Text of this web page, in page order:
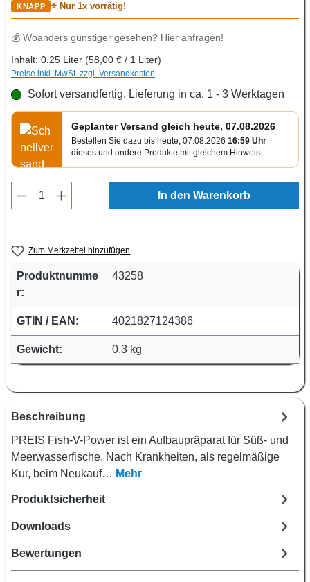
⭐ Nur 1x vorrätig!
💰 Woanders günstiger gesehen? Hier anfragen!
Inhalt: 0.25 Liter (58,00 € / 1 Liter)
Preise inkl. MwSt. zzgl. Versandkosten
Sofort versandfertig, Lieferung in ca. 1 - 3 Werktagen
Geplanter Versand gleich heute, 07.08.2026
Bestellen Sie dazu bis heute, 07.08.2026 16:59 Uhr
dieses und andere Produkte mit gleichem Hinweis.
Produkt Anzahl: Gib den gewünschten
In den Warenkorb
Zum Merkzettel hinzufügen
Produktnumme
r:
43258
GTIN / EAN: 4021827124386
Gewicht: 0.3 kg
Beschreibung
PREIS Fish-V-Power ist ein Aufbaupräparat für Süß- und
Meerwasserfische. Nach Krankheiten, als regelmäßige
Kur, beim Neukauf… Mehr
Produktsicherheit
Downloads
Bewertungen